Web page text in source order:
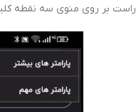
راست بر روی منوی سه نقطه